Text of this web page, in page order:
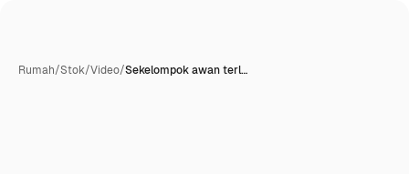
Rumah/Stok/Video/Sekelompok awan terl…